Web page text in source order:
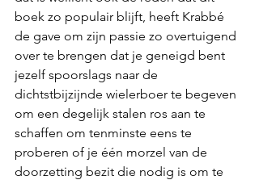
boek zo populair blijft, heeft Krabbé
de gave om zijn passie zo overtuigend
over te brengen dat je geneigd bent
jezelf spoorslags naar de
dichtstbijzijnde wielerboer te begeven
om een degelijk stalen ros aan te
schaffen om tenminste eens te
proberen of je één morzel van de
doorzetting bezit die nodig is om te